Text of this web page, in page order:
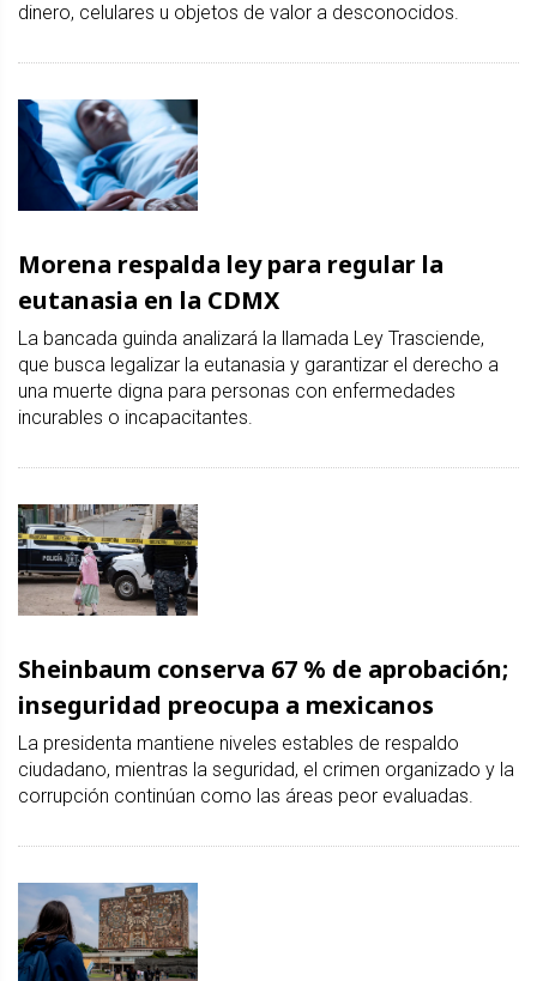
dinero, celulares u objetos de valor a desconocidos.
Morena respalda ley para regular la
eutanasia en la CDMX
La bancada guinda analizará la llamada Ley Trasciende,
que busca legalizar la eutanasia y garantizar el derecho a
una muerte digna para personas con enfermedades
incurables o incapacitantes.
Sheinbaum conserva 67 % de aprobación;
inseguridad preocupa a mexicanos
La presidenta mantiene niveles estables de respaldo
ciudadano, mientras la seguridad, el crimen organizado y la
corrupción continúan como las áreas peor evaluadas.